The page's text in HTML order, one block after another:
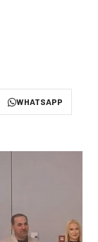
WHATSAPP